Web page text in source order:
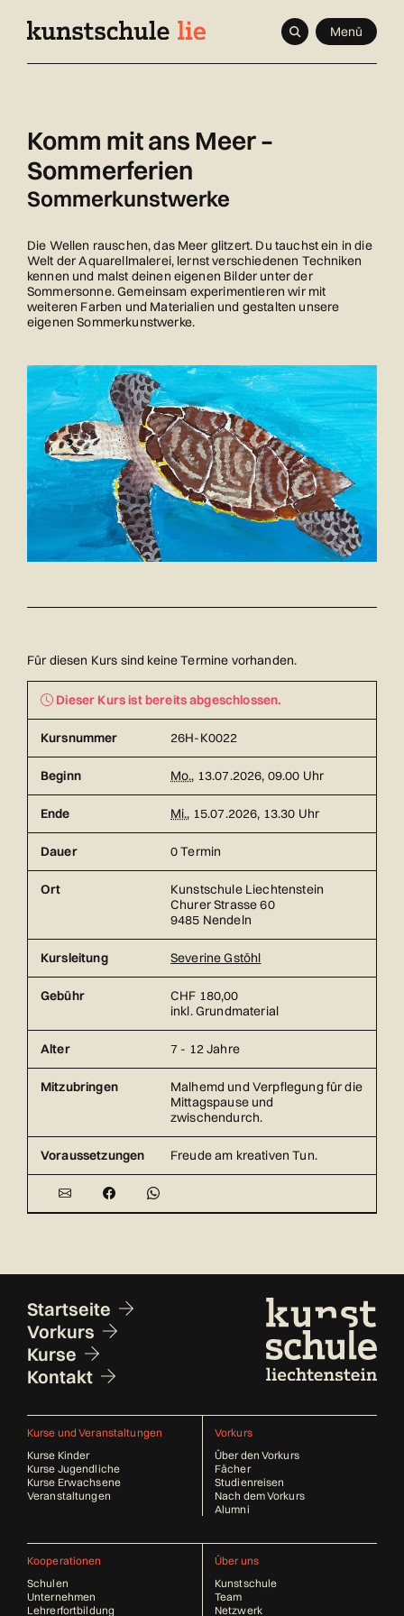
Navigieren
Seitenkontext Menü
Komm mit ans Meer –
Sommerferien
Sommerkunstwerke
Die Wellen rauschen, das Meer glitzert. Du tauchst ein in die
Welt der Aquarellmalerei, lernst verschiedenen Techniken
kennen und malst deinen eigenen Bilder unter der
Sommersonne. Gemeinsam experimentieren wir mit
weiteren Farben und Materialien und gestalten unsere
eigenen Sommerkunstwerke.
Für diesen Kurs sind keine Termine vorhanden.
Dieser Kurs ist bereits abgeschlossen.
Kursnummer 26H-K0022
Beginn Mo., 13.07.2026, 09.00 Uhr
Ende Mi., 15.07.2026, 13.30 Uhr
Dauer 0 Termin
Ort
Kunstschule Liechtenstein
Churer Strasse 60
9485 Nendeln
Kursleitung Severine Gstöhl
Gebühr
CHF 180,00
inkl. Grundmaterial
Alter 7 - 12 Jahre
Mitzubringen
Malhemd und Verpflegung für die
Mittagspause und
zwischendurch.
Voraussetzungen Freude am kreativen Tun.
Fusszeile
Startseite
Vorkurs
Kurse
Kontakt
Kurse und Veranstaltungen
Kurse Kinder
Kurse Jugendliche
Kurse Erwachsene
Veranstaltungen
Vorkurs
Über den Vorkurs
Fächer
Studienreisen
Nach dem Vorkurs
Alumni
Kooperationen
Schulen
Unternehmen
Lehrerfortbildung
Über uns
Kunstschule
Team
Netzwerk